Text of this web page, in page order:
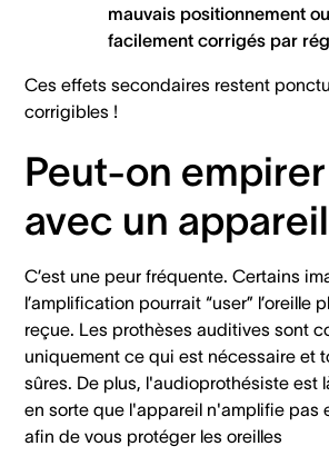
mauvais positionnement
facilement corrigés par
Ces effets secondaires restent
corrigibles !
Peut-on
avec un
C’est une peur fréquente. Certains
l’amplification pourrait “user” l’oreille
reçue. Les prothèses auditives sont
uniquement ce qui est nécessaire et
sûres. De plus, l'audioprothésiste est
en sorte que l'appareil n'amplifie pas
afin de vous protéger les oreilles